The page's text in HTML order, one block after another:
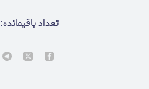
تعداد باقیمانده: